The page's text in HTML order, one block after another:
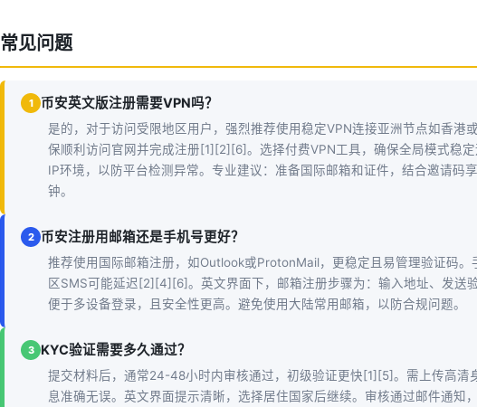
常见问题
1 币安英文版注册需要VPN吗？
是的，对于访问受限地区用户，强烈推荐使用稳定VPN连接亚洲节点如香港
保顺利访问官网并完成注册[1][2][6]。选择付费VPN工具，确保全局模式稳
IP环境，以防平台检测异常。专业建议：准备国际邮箱和证件，结合邀请码
钟。
2 币安注册用邮箱还是手机号更好？
推荐使用国际邮箱注册，如Outlook或ProtonMail，更稳定且易管理验证码
区SMS可能延迟[2][4][6]。英文界面下，邮箱注册步骤为：输入地址、发送
便于多设备登录，且安全性更高。避免使用大陆常用邮箱，以防合规问题。
3 KYC验证需要多久通过？
提交材料后，通常24-48小时内审核通过，初级验证更快[1][5]。需上传高清
息准确无误。英文界面提示清晰，选择居住国家后继续。审核通过邮件通知